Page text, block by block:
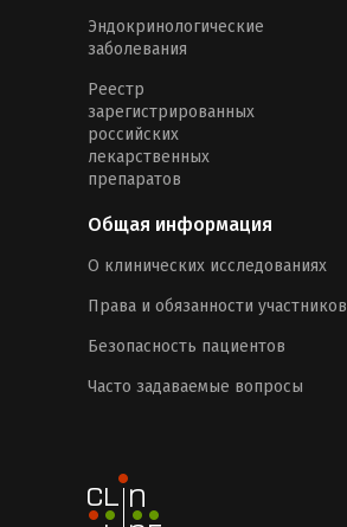
Эндокринологические
заболевания
Реестр
зарегистрированных
российских
лекарственных
препаратов
Общая информация
О клинических исследованиях
Права и обязанности участников
Безопасность пациентов
Часто задаваемые вопросы